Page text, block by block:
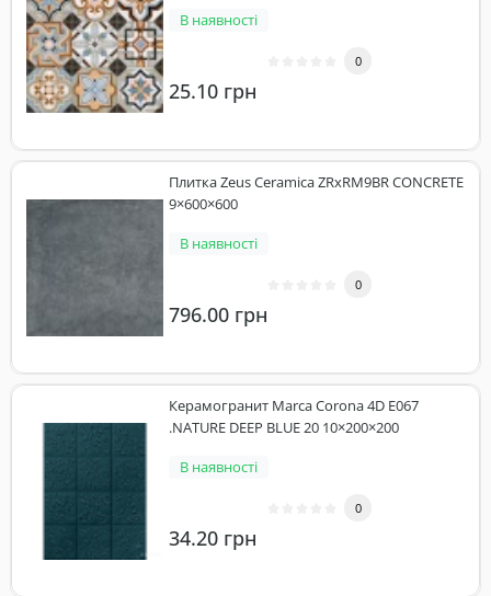
В наявності
0
25.10 грн
Плитка Zeus Ceramica ZRxRM9BR CONCRETE
9×600×600
В наявності
0
796.00 грн
Керамогранит Marca Corona 4D E067
.NATURE DEEP BLUE 20 10×200×200
В наявності
0
34.20 грн